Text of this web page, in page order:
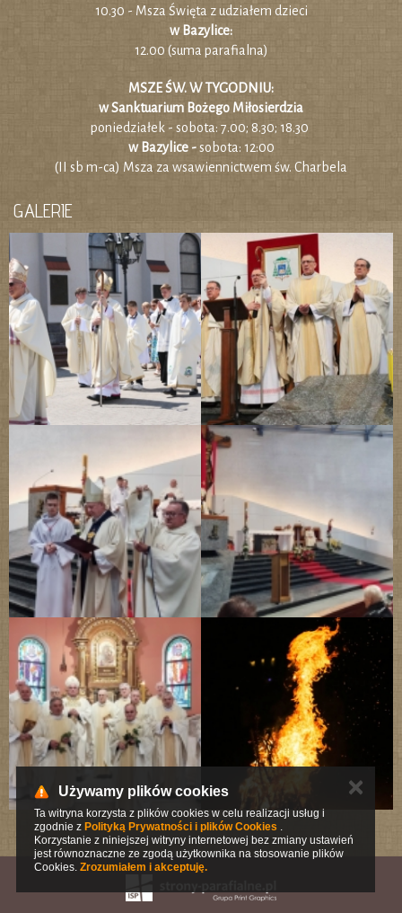
10.30 - Msza Święta z udziałem dzieci
w Bazylice:
12.00 (suma parafialna)
MSZE ŚW. W TYGODNIU:
w Sanktuarium Bożego Miłosierdzia
poniedziałek - sobota: 7.00; 8.30; 18.30
w Bazylice -sobota: 12:00
(II sb m-ca) Msza za wsawiennictwem św. Charbela
GALERIE
Używamy plików cookies
Ta witryna korzysta z plików cookies w celu realizacji usług i
zgodnie z Polityką Prywatności i plików Cookies .
Korzystanie z niniejszej witryny internetowej bez zmiany ustawień
jest równoznaczne ze zgodą użytkownika na stosowanie plików
Cookies. Zrozumiałem i akceptuję.
✕